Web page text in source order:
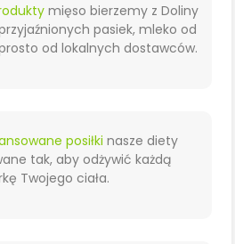
mięso bierzemy z Doliny
pasiek, mleko od
od lokalnych dostawców.
posiłki nasze diety
tak, aby odżywić każdą
Twojego ciała.